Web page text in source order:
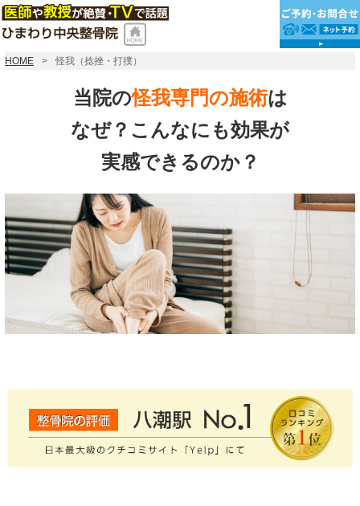
HOME 怪我（捻挫・打撲）
当院の怪我専門の施術は
なぜ？こんなにも効果が
実感できるのか？